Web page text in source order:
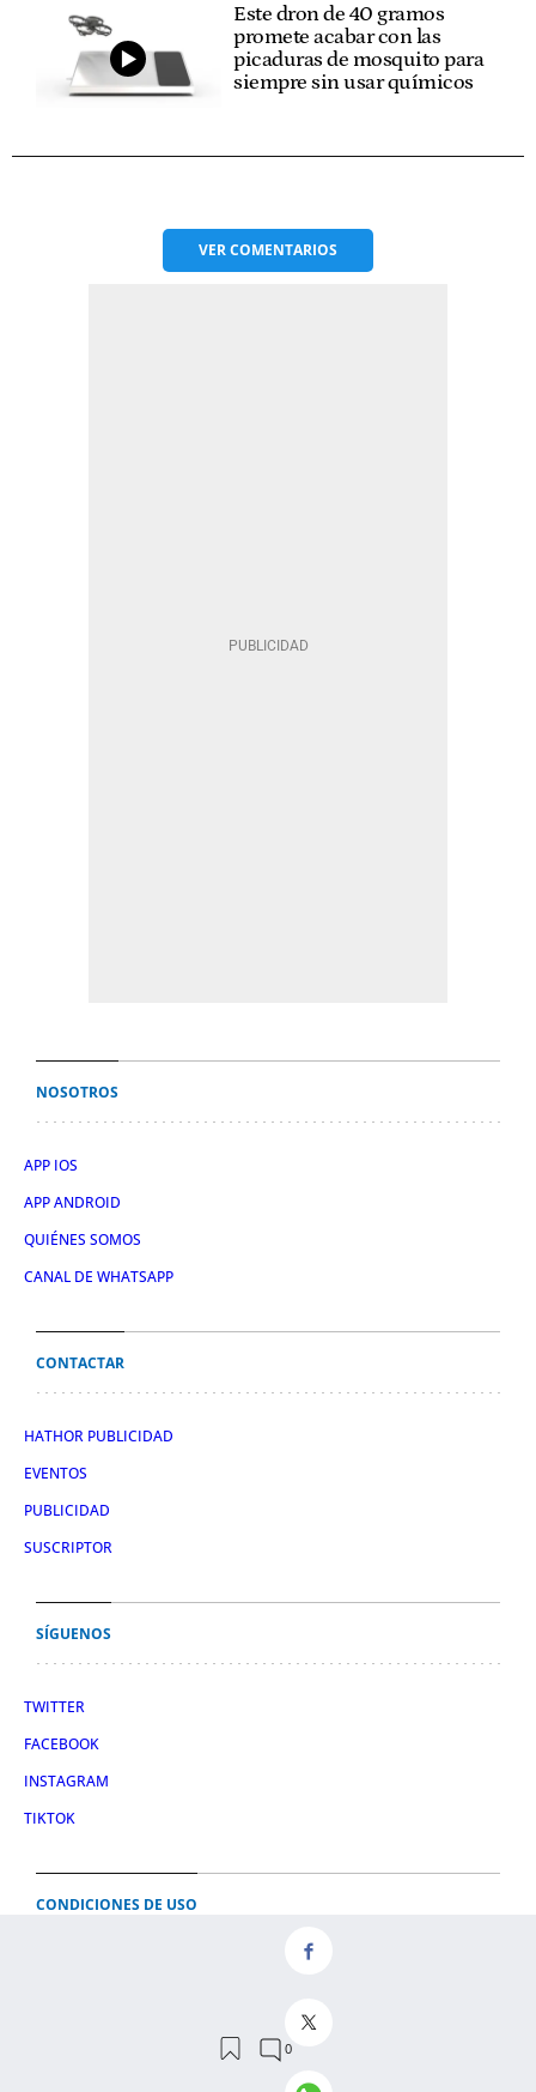
Este dron de 40 gramos
promete acabar con las
picaduras de mosquito para
siempre sin usar químicos
VERCOMENTARIOS
NOSOTROS
APP IOS
APP ANDROID
QUIÉNES SOMOS
CANAL DE WHATSAPP
CONTACTAR
HATHOR PUBLICIDAD
EVENTOS
PUBLICIDAD
SUSCRIPTOR
SÍGUENOS
TWITTER
FACEBOOK
INSTAGRAM
TIKTOK
CONDICIONES DE USO